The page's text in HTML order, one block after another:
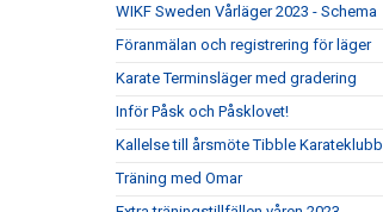
WIKF Sweden Vårläger 2023 - Schema
Föranmälan och registrering för läger
Karate Terminsläger med gradering
Inför Påsk och Påsklovet!
Kallelse till årsmöte Tibble Karateklubb
Träning med Omar